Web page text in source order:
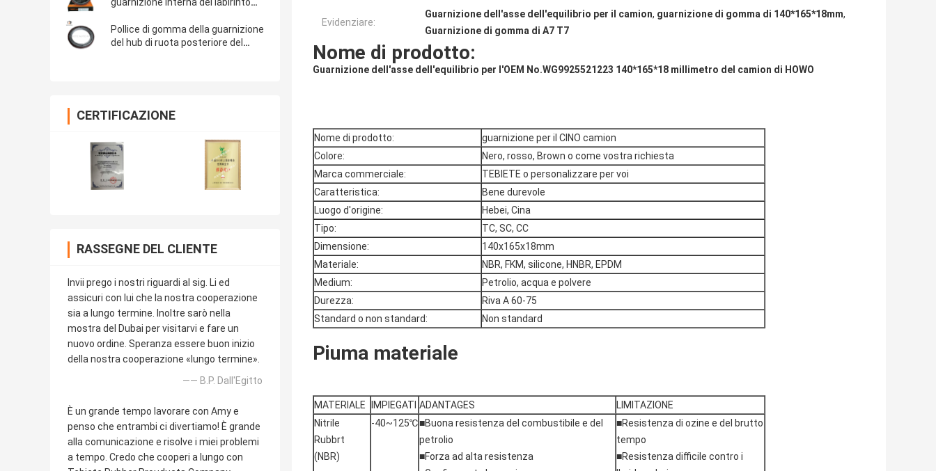
guarnizione interna del labirinto
gomito di IVECO 100*130*13/14
Pollice di gomma della guarnizione
del hub di ruota posteriore del
CERTIFICAZIONE
RASSEGNE DEL CLIENTE
Invii prego i nostri riguardi al sig. Li ed
assicuri con lui che la nostra cooperazione
sia a lungo termine. Inoltre sarò nella
mostra del Dubai per visitarvi e fare un
nuovo ordine. Speranza essere buon inizio
della nostra cooperazione «lungo termine».
—— B.P. Dall'Egitto
È un grande tempo lavorare con Amy e
penso che entrambi ci divertiamo! È grande
alla comunicazione e risolve i miei problemi
a tempo. Credo che cooperi a lungo con
Evidenziare:
Guarnizione dell'asse dell'equilibrio per il camion, guarnizione di gomma di 140*165*18mm,
Guarnizione di gomma di A7 T7
Nome di prodotto:
Guarnizione dell'asse dell'equilibrio per l'OEM No.WG9925521223 140*165*18 millimetro del camion di HOWO
Nome di prodotto:
guarnizione per il CINO camion
Colore:
Nero, rosso, Brown o come vostra richiesta
Marca commerciale:
TEBIETE o personalizzare per voi
Caratteristica:
Bene durevole
Luogo d'origine:
Hebei, Cina
Tipo:
TC, SC, CC
Dimensione:
140x165x18mm
Materiale:
NBR, FKM, silicone, HNBR, EPDM
Medium:
Petrolio, acqua e polvere
Durezza:
Riva A 60-75
Standard o non standard:
Non standard
Piuma materiale
MATERIALE IMPIEGATI ADANTAGES
LIMITAZIONE
Nitrile
Rubbrt
(NBR)
-40~125℃■Buona resistenza del combustibile e del
petrolio
■Forza ad alta resistenza
■Resistenza di ozine e del brutto
tempo
■Resistenza difficile contro i